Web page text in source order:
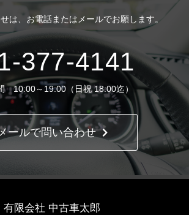
は、 お電話またはメールでお願します。
377-4141
10:00～19:00（日祝 18:00迄）
メールで問い合わせ
有限会社 中古車太郎